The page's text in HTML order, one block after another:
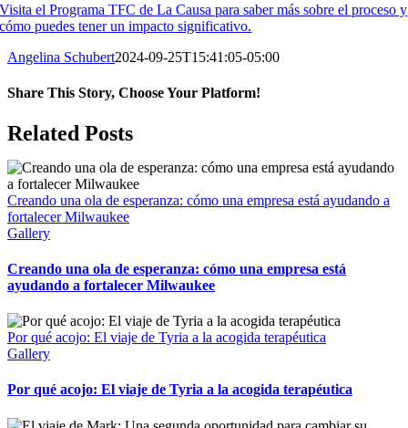
Visita el Programa TFC de La Causa para saber más sobre el proceso y
cómo puedes tener un impacto significativo.
Angelina Schubert2024-09-25T15:41:05-05:00
Share This Story, Choose Your Platform!
Facebook
X
Reddit
LinkedIn
WhatsApp
Tumblr
Pinterest
Vk
Xing
Email
Related Posts
Creando una ola de esperanza: cómo una empresa está ayudando a
fortalecer Milwaukee
Gallery
Creando una ola de esperanza: cómo una empresa está
ayudando a fortalecer Milwaukee
Por qué acojo: El viaje de Tyria a la acogida terapéutica
Gallery
Por qué acojo: El viaje de Tyria a la acogida terapéutica